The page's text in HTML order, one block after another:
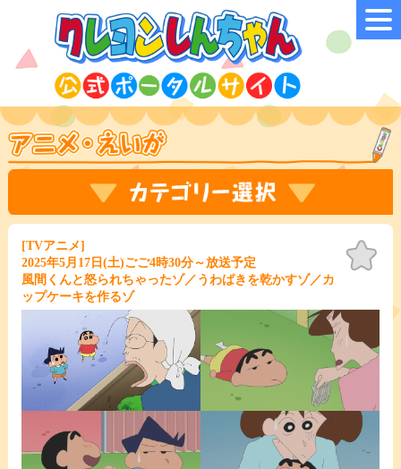
[TVアニメ]
2025年5月17日(土)ごご4時30分～放送予定
風間くんと怒られちゃったゾ／うわばきを乾かすゾ／カ
ップケーキを作るゾ
お気
に入